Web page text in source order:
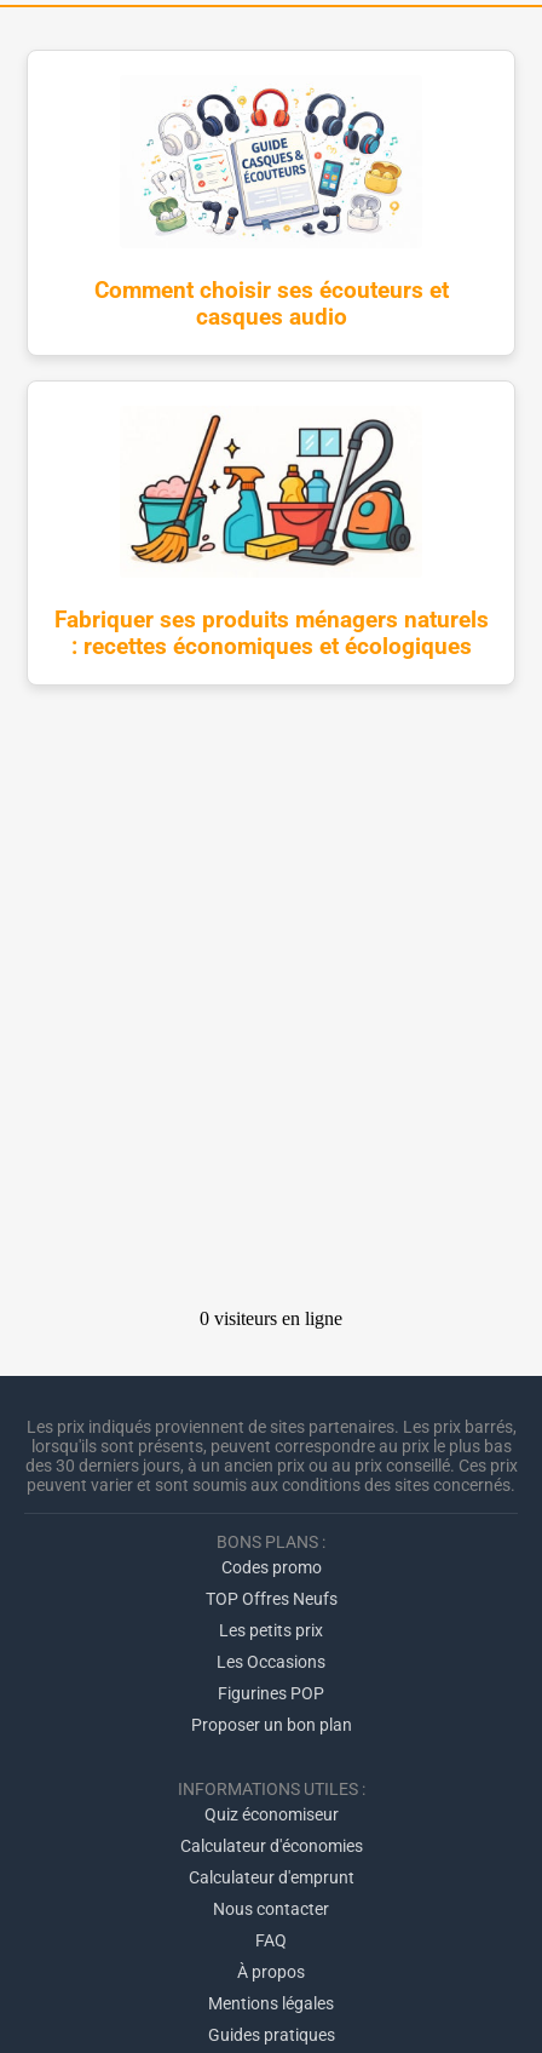
Comment choisir ses écouteurs et
casques audio
Fabriquer ses produits ménagers naturels
: recettes économiques et écologiques
Les prix indiqués proviennent de sites partenaires. Les prix barrés,
lorsqu'ils sont présents, peuvent correspondre au prix le plus bas
des 30 derniers jours, à un ancien prix ou au prix conseillé. Ces prix
peuvent varier et sont soumis aux conditions des sites concernés.
BONS PLANS :
Codes promo
TOP Offres Neufs
Les petits prix
Les Occasions
Figurines POP
Proposer un bon plan
INFORMATIONS UTILES :
Quiz économiseur
Calculateur d'économies
Calculateur d'emprunt
Nous contacter
FAQ
À propos
Mentions légales
Guides pratiques